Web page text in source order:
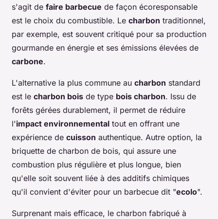
s'agit de faire barbecue de façon écoresponsable
est le choix du combustible. Le charbon traditionnel,
par exemple, est souvent critiqué pour sa production
gourmande en énergie et ses émissions élevées de
carbone.
L'alternative la plus commune au charbon standard
est le charbon bois de type bois charbon. Issu de
forêts gérées durablement, il permet de réduire
l'impact environnemental tout en offrant une
expérience de cuisson authentique. Autre option, la
briquette de charbon de bois, qui assure une
combustion plus régulière et plus longue, bien
qu'elle soit souvent liée à des additifs chimiques
qu'il convient d'éviter pour un barbecue dit "ecolo".
Surprenant mais efficace, le charbon fabriqué à